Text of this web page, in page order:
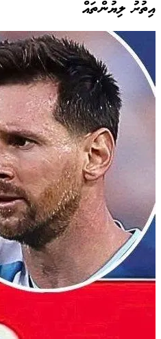
އިތުރު ލިޔުންތައް